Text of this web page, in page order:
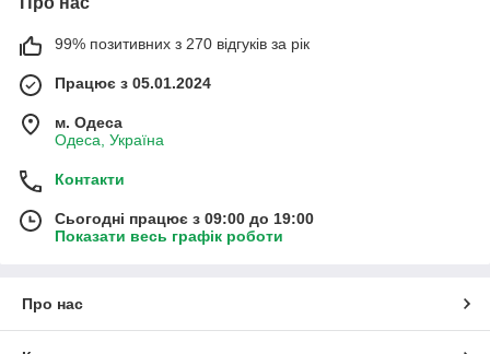
99% позитивних з 270 відгуків за рік
Працює з 05.01.2024
м. Одеса
Одеса, Україна
Контакти
Сьогодні працює з 09:00 до 19:00
Показати весь графік роботи
Про нас